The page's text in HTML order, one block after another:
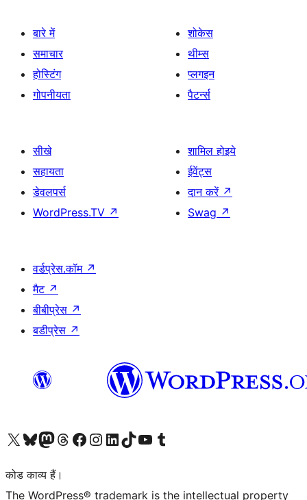
बारे में
समाचार
होस्टिंग
गोपनीयता
शोकेस
थीम्स
प्लगइन
पैटर्न्स
सीखे
सहायता
डेवलपर्स
WordPress.TV ↗
शामिल होइये
ईवेंट्स
दान करें ↗
Swag ↗
वर्डप्रेस.कॉम ↗
मैट ↗
बीबीप्रेस ↗
बडीप्रेस ↗
Visit our X (formerly Twitter) account
हमारे बलुस्की खाते पर जाएँVisit our Mastodon account
हमारे थ्रेड्स अकाउंट पर जाएंहमारे फेसबुक पेज पर जाएँहमारे इंस्टाग्राम अकाउंट पर जाएंहमारे लिंक्डइन खाते पर जाएँहमारे टिकटॉक खाते पर जाएँहमारे यूट्यूब चैनल पर जाएंहमारे Tumblr खाते पर जाएँ
कोड काव्य हैं।
The WordPress® trademark is the intellectual property